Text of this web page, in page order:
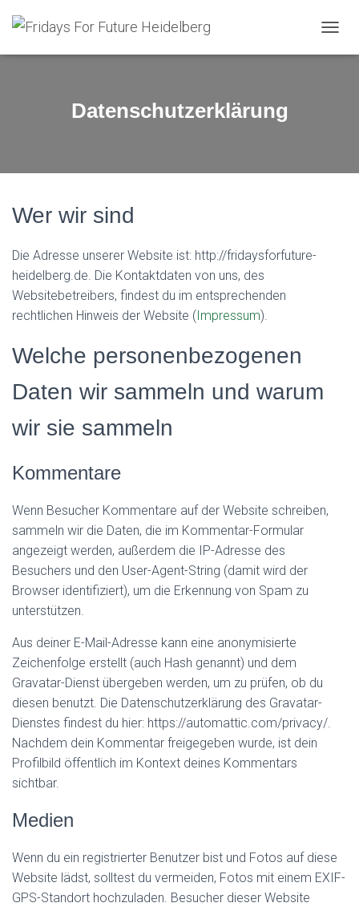
A
N
Datenschutzerklärung
Wer wir sind
Die Adresse unserer Website ist: http://fridaysforfuture-
heidelberg.de. Die Kontaktdaten von uns, des
Websitebetreibers, findest du im entsprechenden
rechtlichen Hinweis der Website (Impressum).
Welche personenbezogenen
Daten wir sammeln und warum
wir sie sammeln
Kommentare
Wenn Besucher Kommentare auf der Website schreiben,
sammeln wir die Daten, die im Kommentar-Formular
angezeigt werden, außerdem die IP-Adresse des
Besuchers und den User-Agent-String (damit wird der
Browser identifiziert), um die Erkennung von Spam zu
unterstützen.
Aus deiner E-Mail-Adresse kann eine anonymisierte
Zeichenfolge erstellt (auch Hash genannt) und dem
Gravatar-Dienst übergeben werden, um zu prüfen, ob du
diesen benutzt. Die Datenschutzerklärung des Gravatar-
Dienstes findest du hier: https://automattic.com/privacy/.
Nachdem dein Kommentar freigegeben wurde, ist dein
Profilbild öffentlich im Kontext deines Kommentars
sichtbar.
Medien
Wenn du ein registrierter Benutzer bist und Fotos auf diese
Website lädst, solltest du vermeiden, Fotos mit einem EXIF-
GPS-Standort hochzuladen. Besucher dieser Website